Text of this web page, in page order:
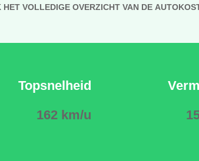
HET VOLLEDIGE OVERZICHT VAN DE
Topsnelheid
162 km/u